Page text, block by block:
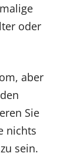
oder
aber
Sie
nichts
sein.